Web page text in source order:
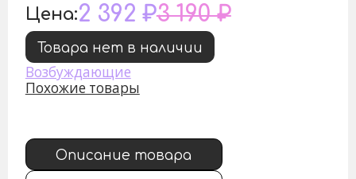
Цена:2 392 ₽3 190 ₽
Товара нет в наличии
Возбуждающие
Похожие товары
Описание товара